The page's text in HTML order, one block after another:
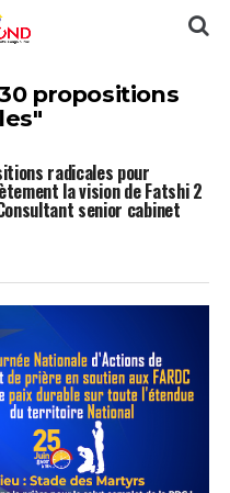
propositions
radicales pour
la vision de Fatshi 2
senior cabinet